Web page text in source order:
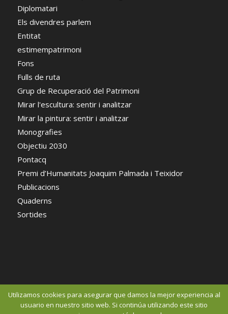
Diplomatari
Els divendres parlem
Entitat
estimempatrimoni
Fons
Fulls de ruta
Grup de Recuperació del Patrimoni
Mirar l'escultura: sentir i analitzar
Mirar la pintura: sentir i analitzar
Monografies
Objectiu 2030
Pontacq
Premi d’Humanitats Joaquim Palmada i Teixidor
Publicacions
Quaderns
Sortides
Utilizamos cookies para asegurar que damos la mejor experiencia al
usuario en nuestro sitio web. Si continúa utilizando este sitio